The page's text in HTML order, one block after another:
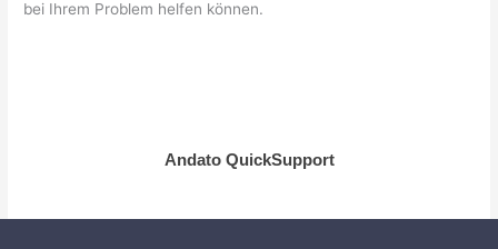
bei Ihrem Problem helfen können.
Andato QuickSupport